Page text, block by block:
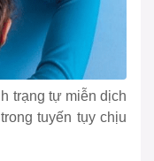
trạng tự miễn dịch
tuyến tụy chịu